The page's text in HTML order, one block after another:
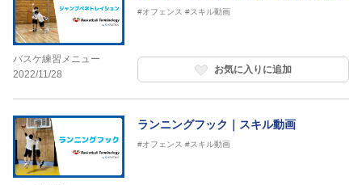
バスケ練習メニュー
2022/11/28
#オフェンス #スキル動画
お気に入りに追加
ランニングフック｜スキル動画
#オフェンス #スキル動画